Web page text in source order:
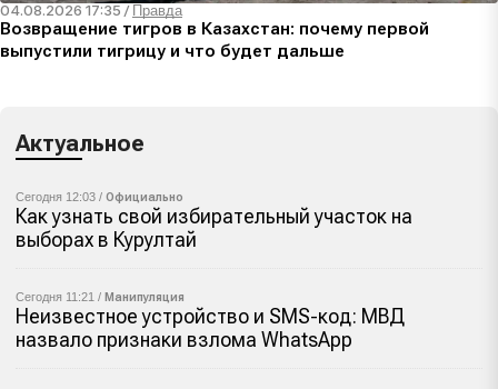
04.08.2026 17:35 / Правда
Возвращение тигров в Казахстан: почему первой
выпустили тигрицу и что будет дальше
Актуальное
Сегодня 12:03 / Официально
Как узнать свой избирательный участок на
выборах в Курултай
Сегодня 11:21 / Манипуляция
Неизвестное устройство и SMS-код: МВД
назвало признаки взлома WhatsApp